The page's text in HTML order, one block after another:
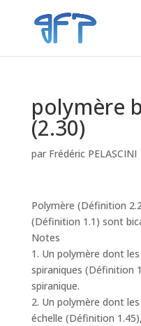
polymère
(2.30)
par Frédéric PELASCINI
Polymère (Définition
(Définition 1.1) sont
Notes
1. Un polymère dont
spiraniques (Définition
spiranique.
2. Un polymère dont
échelle (Définition